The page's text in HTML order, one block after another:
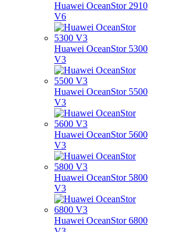
Huawei OceanStor 2910
V6
Huawei OceanStor 5300
V3
Huawei OceanStor 5500
V3
Huawei OceanStor 5600
V3
Huawei OceanStor 5800
V3
Huawei OceanStor 6800